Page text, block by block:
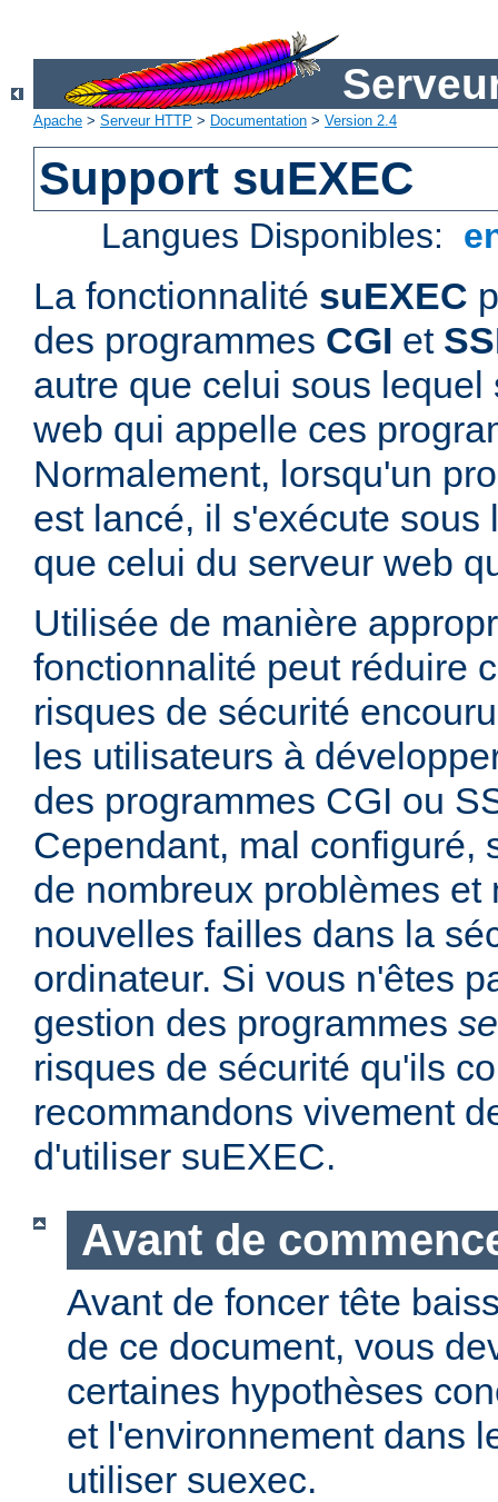
Apache > Serveur HTTP > Documentation > Version 2.4
Support suEXEC
Langues Disponibles:
La fonctionnalité suEXEC
des programmes CGI et
autre que celui sous
web qui appelle ces
Normalement, lorsqu'un
est lancé, il s'exécute sous
que celui du serveur web
Utilisée de manière
fonctionnalité peut réduire
risques de sécurité
les utilisateurs à
des programmes CGI ou
Cependant, mal configuré,
de nombreux problèmes et
nouvelles failles dans la
ordinateur. Si vous n'êtes
gestion des programmes
risques de sécurité qu'ils
recommandons vivement
d'utiliser suEXEC.
Avant de
Avant de foncer tête
de ce document, vous
certaines hypothèses
et l'environnement dans
utiliser suexec.